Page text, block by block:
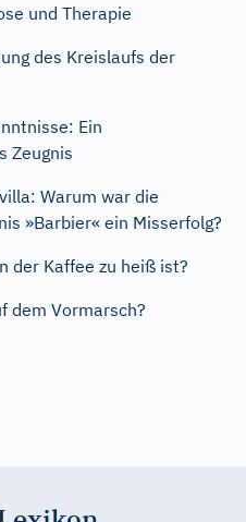
und Therapie
des Kreislaufs der
Ein
Zeugnis
Warum war die
»Barbier« ein Misserfolg?
der Kaffee zu heiß ist?
dem Vormarsch?